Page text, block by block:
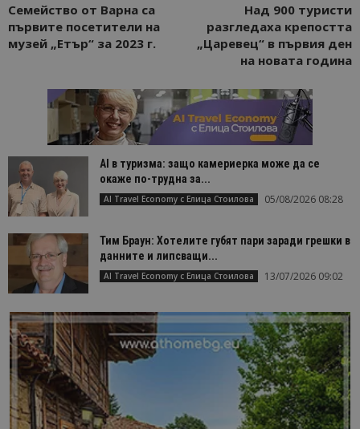
Семейство от Варна са
първите посетители на
музей „Етър“ за 2023 г.
Над 900 туристи
разгледаха крепостта
„Царевец“ в първия ден
на новата година
AI в туризма: защо камериерка може да се
окаже по-трудна за...
AI Travel Economy с Елица Стоилова 05/08/2026 08:28
Тим Браун: Хотелите губят пари заради грешки в
данните и липсващи...
AI Travel Economy с Елица Стоилова 13/07/2026 09:02